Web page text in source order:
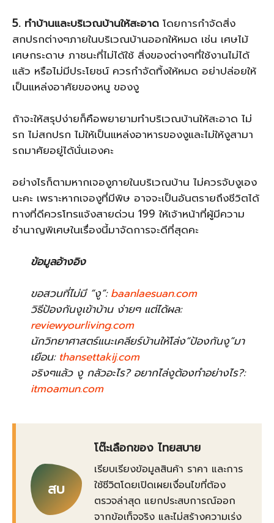
5. ทำบ้านและบริเวณบ้านให้สะอาด โดยการกำจัดสิ่ง
สกปรกต่างๆภายในบริเวณบ้านออกให้หมด เช่น เศษไม้
เศษกระดาษ ภาชนะที่ไม่ได้ใช้ สิ่งของต่างๆที่ใช้งานไม่ได้
แล้ว หรือไม่มีประโยชน์ ควรกำจัดทิ้งให้หมด อย่าปล่อยให้
เป็นแหล่งอาศัยของหนู ของงู
ถ้าจะให้สรุปง่ายก็คือพยายามทำบริเวณบ้านให้สะอาด ไม่
รก ไม่สกปรก ไม่ให้เป็นแหล่งอาหารของงูและไม่ให้งูสามา
รถมาศัยอยู่ได้นั่นเองคะ
อย่างไรก็ตามหากเจองูภายในบริเวณบ้าน ไม่ควรจับงูเอง
นะคะ เพราะหากเจองูที่มีพิษ อาจจะเป็นอันตรายถึงชีวิตได้
ทางที่ดีควรโทรแจ้งสายด่วน 199 ให้เจ้าหน้าที่ผู้มีความ
ชำนาญพิเศษในเรื่องนี้มาจัดการจะดีที่สุดคะ
ข้อมูลอ้างอิง
ขอสวนที่ไม่มี “งู”:baanlaesuan.com
วิธีป้องกันงูเข้าบ้าน ง่ายๆ แต่ได้ผล:
reviewyourliving.com
นักวิทยาศาสตร์แนะเคลียร์บ้านให้โล่ง“ป้องกันงู”มา
เยือน: thansettakij.com
จริงๆแล้ว งู กลัวอะไร? อยากไล่งูต้องทำอย่างไร?:
itmoamun.com
สบ
โต๊ะเลือกของ ไทยสบาย
เรียบเรียงข้อมูลสินค้า ราคา และการ
ใช้ชีวิตโดยเปิดเผยเงื่อนไขที่ต้อง
ตรวจล่าสุด แยกประสบการณ์ออก
จากข้อเท็จจริง และไม่สร้างความเร่ง